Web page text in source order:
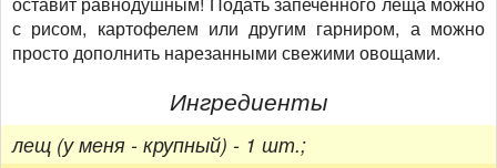
с рисом, картофелем или другим гарниром, а можно
просто дополнить нарезанными свежими овощами.
Ингредиенты
лещ (у меня - крупный) - 1 шт.;